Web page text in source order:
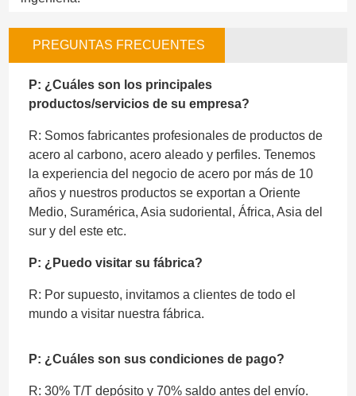
PREGUNTAS FRECUENTES
P: ¿Cuáles son los principales
productos/servicios de su empresa?
R: Somos fabricantes profesionales de productos de
acero al carbono, acero aleado y perfiles. Tenemos
la experiencia del negocio de acero por más de 10
años y nuestros productos se exportan a Oriente
Medio, Suramérica, Asia sudoriental, África, Asia del
sur y del este etc.
P: ¿Puedo visitar su fábrica?
R: Por supuesto, invitamos a clientes de todo el
mundo a visitar nuestra fábrica.
P: ¿Cuáles son sus condiciones de pago?
R: 30% T/T depósito y 70% saldo antes del envío.